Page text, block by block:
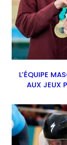
L’ÉQUIPE
AUX JEUX